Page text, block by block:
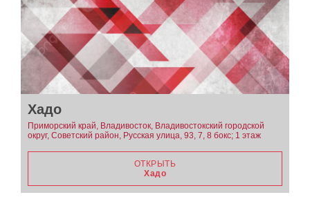
Хадо
Приморский край, Владивосток, Владивостокский городской
округ, Советский район, Русская улица, 93, 7, 8 бокс; 1 этаж
ОТКРЫТЬ
Хадо